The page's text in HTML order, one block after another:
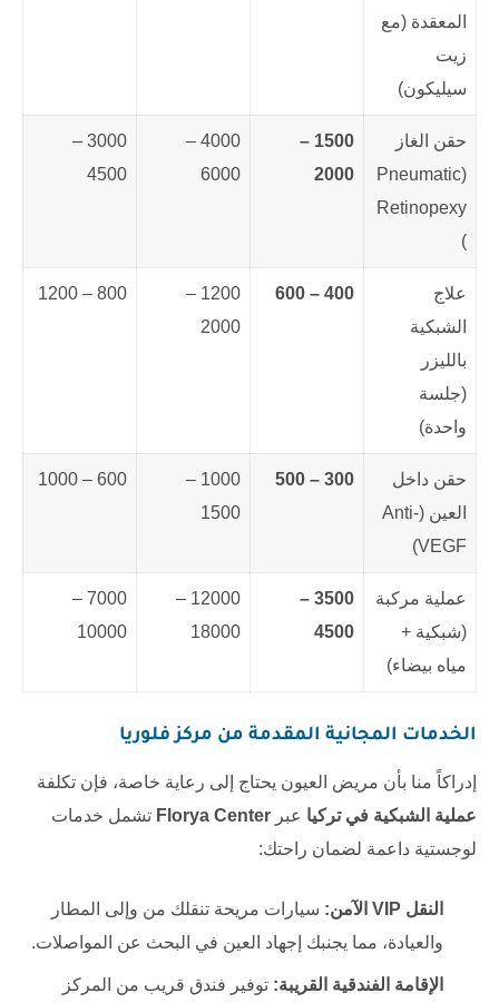
المعقدة (مع
زيت
سيليكون)
حقن الغاز
(Pneumatic
Retinopexy
)
1500 –
2000
4000 –
6000
3000 –
4500
علاج
الشبكية
بالليزر
(جلسة
واحدة)
400 – 600
1200 –
2000
800 – 1200
حقن داخل
العين (Anti-
VEGF)
300 – 500
1000 –
1500
600 – 1000
عملية مركبة
(شبكية +
مياه بيضاء)
3500 –
4500
12000 –
18000
7000 –
10000
الخدمات المجانية المقدمة من مركز فلوريا
إدراكاً منا بأن مريض العيون يحتاج إلى رعاية خاصة، فإن تكلفة
عملية الشبكية في تركيا عبر Florya Center تشمل خدمات
لوجستية داعمة لضمان راحتك:
النقل VIP الآمن:
سيارات مريحة تنقلك من وإلى المطار
والعيادة، مما يجنبك إجهاد العين في البحث عن المواصلات.
الإقامة الفندقية القريبة: توفير فندق قريب من المركز